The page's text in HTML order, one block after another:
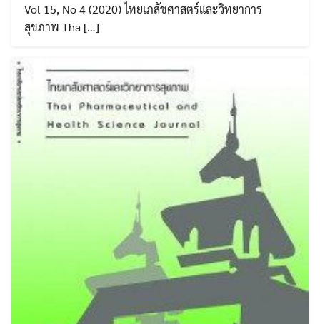
Vol 15, No 4 (2020) ไทยเภสัชศาสตร์และวิทยาการ
สุขภาพ Tha […]